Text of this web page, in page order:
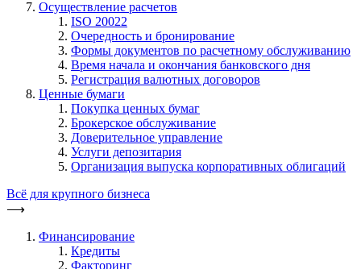
Осуществление расчетов
ISO 20022
Очередность и бронирование
Формы документов по расчетному обслуживанию
Время начала и окончания банковского дня
Регистрация валютных договоров
Ценные бумаги
Покупка ценных бумаг
Брокерское обслуживание
Доверительное управление
Услуги депозитария
Организация выпуска корпоративных облигаций
Всё для крупного бизнеса
⟶
Финансирование
Кредиты
Факторинг